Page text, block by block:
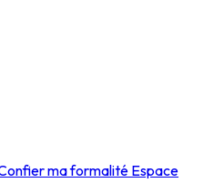
ma formalité Espace